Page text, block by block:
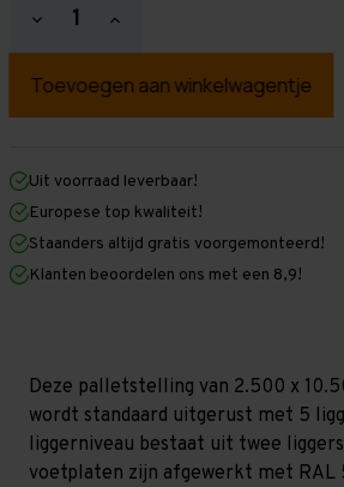
Hoeveelheid
verlagen
Palletstelling
mm
mm
x
1.100
mm
-
-
T80
Hoeveelheid
verhogen
Palletstelling
mm
mm
1.100
mm
(HxLxD)
-
T80
Uit voorraad leverbaar!
Europese top kwaliteit!
Staanders altijd gratis voorgemonteerd!
Klanten beoordelen ons met een 8,9!
Deze palletstelling van 2.500 x
wordt standaard uitgerust met 5
liggerniveau bestaat uit twee
voetplaten zijn afgewerkt met RAL